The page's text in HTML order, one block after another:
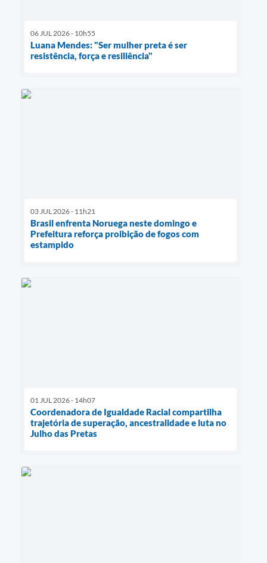
06 JUL 2026 - 10h55
Luana Mendes: "Ser mulher preta é ser
resistência, força e resiliência"
03 JUL 2026 - 11h21
Brasil enfrenta Noruega neste domingo e
Prefeitura reforça proibição de fogos com
estampido
01 JUL 2026 - 14h07
Coordenadora de Igualdade Racial compartilha
trajetória de superação, ancestralidade e luta no
Julho das Pretas